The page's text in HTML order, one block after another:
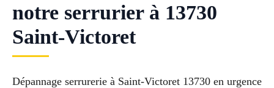
notre serrurier à 13730
Saint-Victoret
Dépannage serrurerie à Saint-Victoret 13730 en urgence